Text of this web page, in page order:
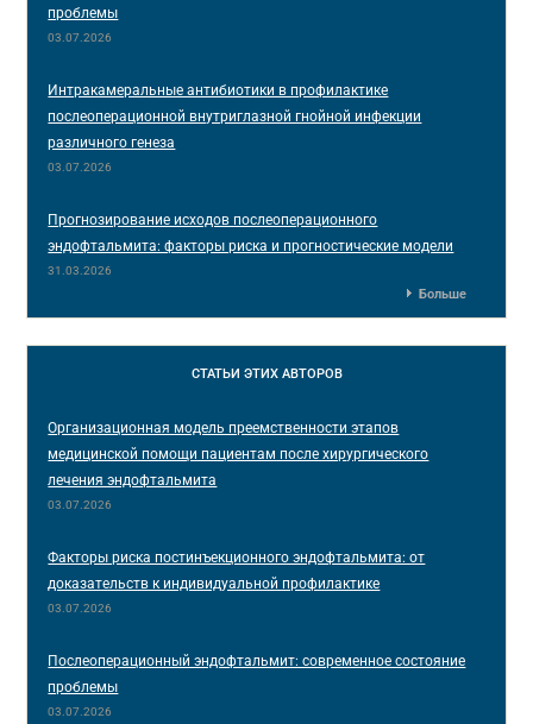
проблемы
03.07.2026
Интракамеральные антибиотики в профилактике
послеоперационной внутриглазной гнойной инфекции
различного генеза
03.07.2026
Прогнозирование исходов послеоперационного
эндофтальмита: факторы риска и прогностические модели
31.03.2026
Больше
СТАТЬИ ЭТИХ АВТОРОВ
Организационная модель преемственности этапов
медицинской помощи пациентам после хирургического
лечения эндофтальмита
03.07.2026
Факторы риска постинъекционного эндофтальмита: от
доказательств к индивидуальной профилактике
03.07.2026
Послеоперационный эндофтальмит: современное состояние
проблемы
03.07.2026